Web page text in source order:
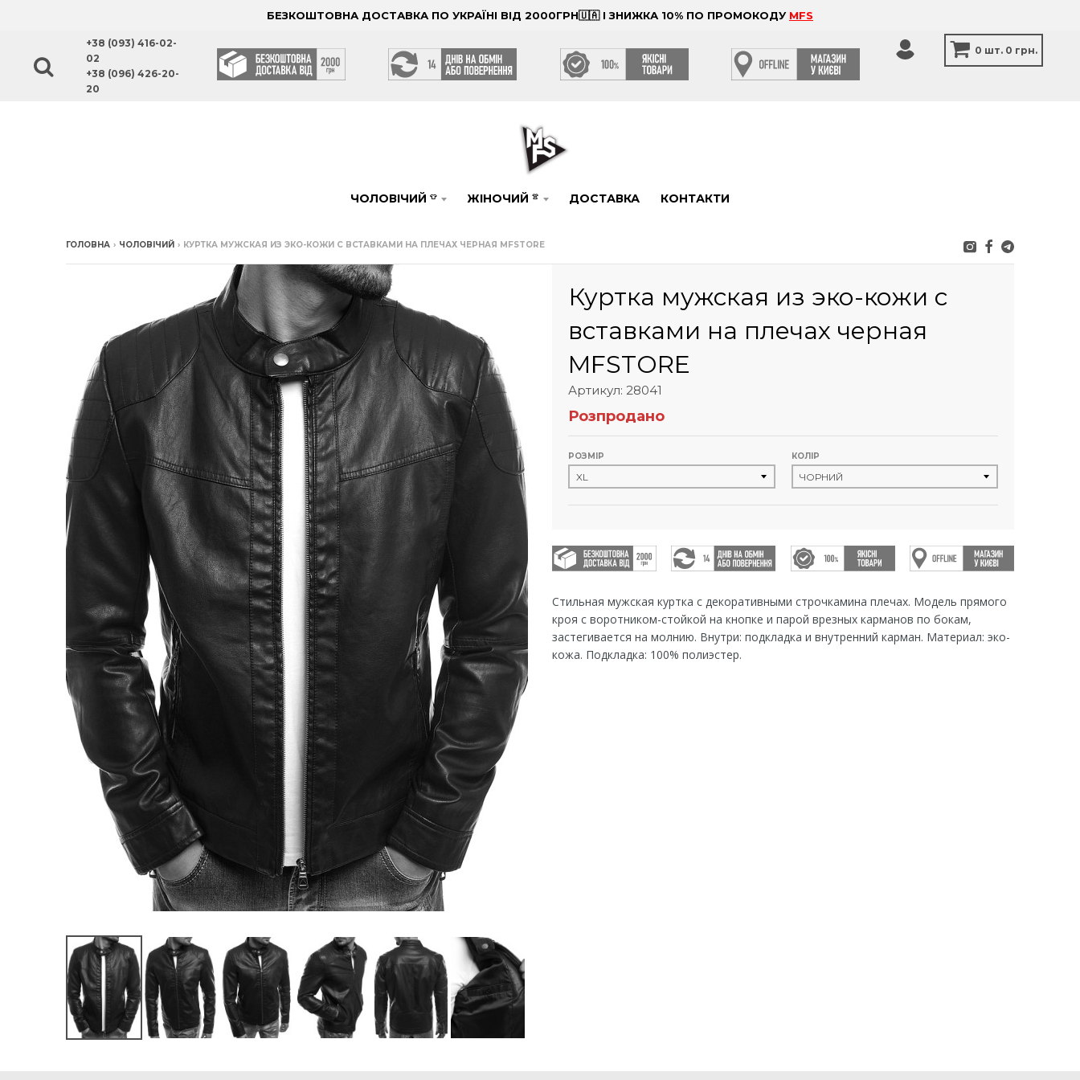
БЕЗКОШТОВНА ДОСТАВКА ПО УКРАЇНІ ВІД 2000ГРН🇺🇦 І ЗНИЖКА 10% ПО ПРОМОКОДУ MFS
+38 (093) 416-02-
02
+38 (096) 426-20-
20
0 шт. 0 грн.
ЧОЛОВІЧИЙ 👕 ЖІНОЧИЙ 👚 ДОСТАВКА КОНТАКТИ
ГОЛОВНА › ЧОЛОВІЧИЙ › КУРТКА МУЖСКАЯ ИЗ ЭКО-КОЖИ С ВСТАВКАМИ НА ПЛЕЧАХ ЧЕРНАЯ MFSTORE
Куртка мужская из эко-кожи с
вставками на плечах черная
MFSTORE
Артикул: 28041
Розпродано
РОЗМІР КОЛІР
Стильная мужская куртка с декоративными строчкамина плечах. Модель прямого
кроя с воротником-стойкой на кнопке и парой врезных карманов по бокам,
застегивается на молнию. Внутри: подкладка и внутренний карман. Материал: эко-
кожа. Подкладка: 100% полиэстер.